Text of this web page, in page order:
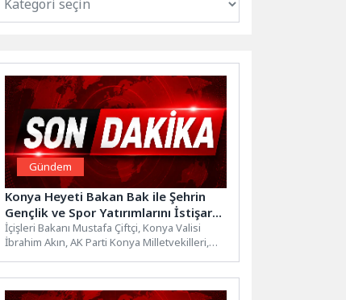
Gündem
Konya Heyeti Bakan Bak ile Şehrin
Gençlik ve Spor Yatırımlarını İstişare
Etti
İçişleri Bakanı Mustafa Çiftçi, Konya Valisi
İbrahim Akın, AK Parti Konya Milletvekilleri,